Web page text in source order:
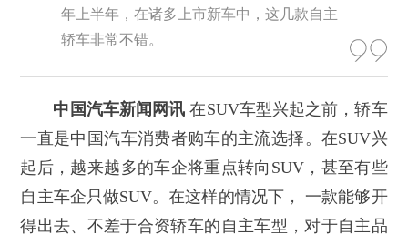
年上半年，在诸多上市新车中，这几款自主
轿车非常不错。
中国汽车新闻网讯 在SUV车型兴起之前，轿车
一直是中国汽车消费者购车的主流选择。在SUV兴
起后，越来越多的车企将重点转向SUV，甚至有些
自主车企只做SUV。在这样的情况下， 一款能够开
得出去、不差于合资轿车的自主车型，对于自主品